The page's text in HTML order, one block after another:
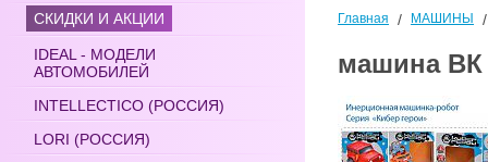
СКИДКИ И АКЦИИ
IDEAL - МОДЕЛИ
АВТОМОБИЛЕЙ
INTELLECTICO (РОССИЯ)
LORI (РОССИЯ)
Главная / МАШИНЫ
машина ВК